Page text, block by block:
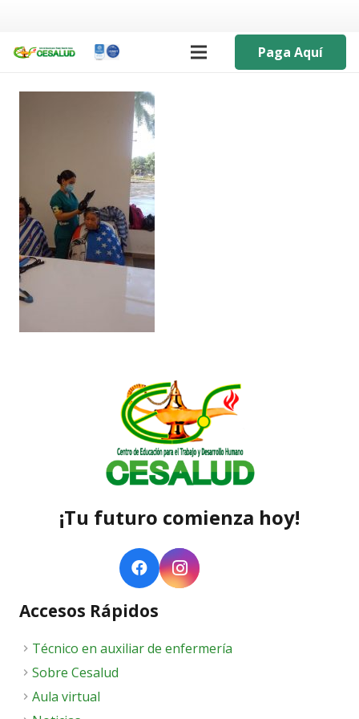
Paga Aquí
¡Tu futuro comienza hoy!
Accesos Rápidos
Técnico en auxiliar de enfermería
Sobre Cesalud
Aula virtual